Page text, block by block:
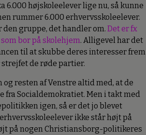
6.000 højskoleelever lige nu, så kunne
rummer 6.000 erhvervsskoleelever.
gruppe, det handler om. Det er fx
bor på skolehjem. Alligevel har det
til at skubbe deres interesser frem
de røde partier.
og resten af Venstre altid med, at de
Socialdemokratiet. Men i takt med
igen, så er det jo blevet
ikke står højt på
på nogen Christiansborg-politikeres